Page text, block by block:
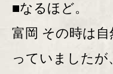
■なるほど。
富岡 その時は
っていました